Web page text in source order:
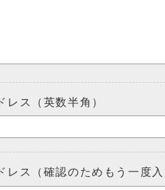
レス（英数半角）
レス（確認のためもう一度入